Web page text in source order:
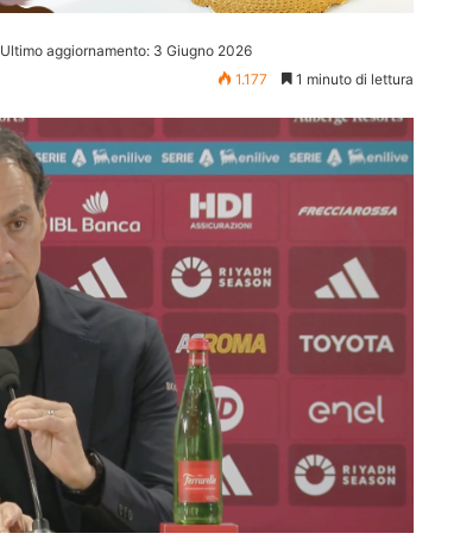
Ultimo aggiornamento: 3 Giugno 2026
1.177
1 minuto di lettura